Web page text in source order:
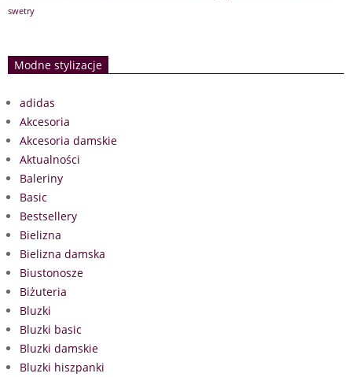
swetry
Modne stylizacje
adidas
Akcesoria
Akcesoria damskie
Aktualności
Baleriny
Basic
Bestsellery
Bielizna
Bielizna damska
Biustonosze
Biżuteria
Bluzki
Bluzki basic
Bluzki damskie
Bluzki hiszpanki